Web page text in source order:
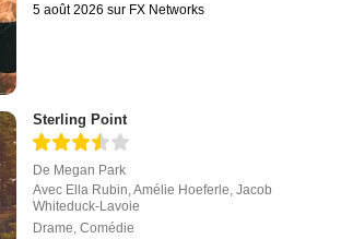
5 août 2026 sur FX Networks
Sterling Point
De Megan Park
Avec Ella Rubin,Amélie Hoeferle,Jacob
Whiteduck-Lavoie
Drame,Comédie